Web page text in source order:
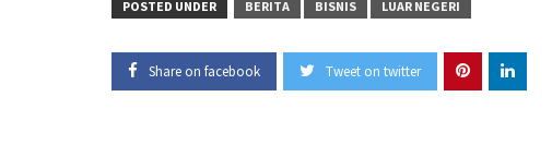
POSTED UNDER BERITA BISNIS LUAR NEGERI
Share on facebook Tweet on twitter